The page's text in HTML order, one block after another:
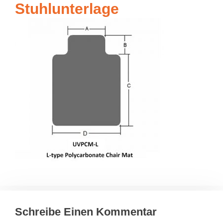
Stuhlunterlage
Schreibe Einen Kommentar